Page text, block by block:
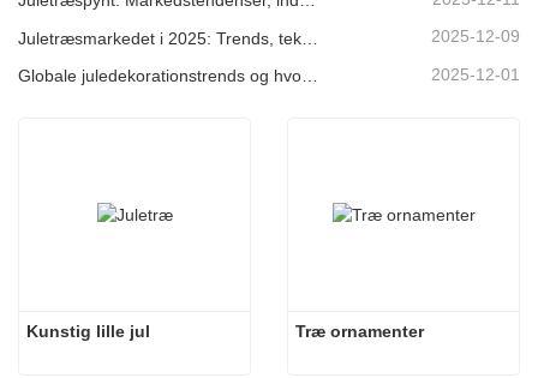
2025-12-09
2025-12-01
Kunstig lille jul Træ ornamenter